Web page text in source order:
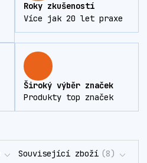
Roky zkušeností
Více jak 20 let praxe
Široký výběr značek
Produkty top značek
Související zboží 8